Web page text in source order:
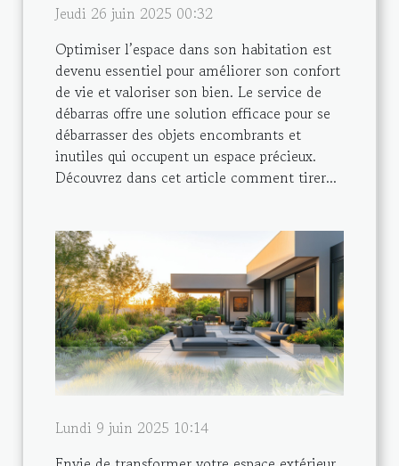
Jeudi 26 juin 2025 00:32
Optimiser l’espace dans son habitation est
devenu essentiel pour améliorer son confort
de vie et valoriser son bien. Le service de
débarras offre une solution efficace pour se
débarrasser des objets encombrants et
inutiles qui occupent un espace précieux.
Découvrez dans cet article comment tirer...
Lundi 9 juin 2025 10:14